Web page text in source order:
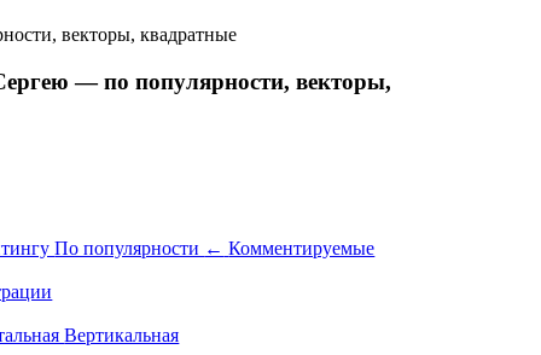
векторы, квадратные
— по популярности, векторы,
По популярности ← Комментируемые
Вертикальная